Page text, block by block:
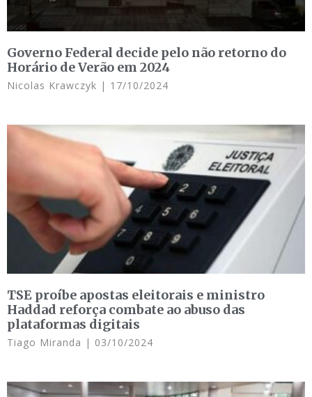
Governo Federal decide pelo não retorno do
Horário de Verão em 2024
Nicolas Krawczyk 17/10/2024
TSE proíbe apostas eleitorais e ministro
Haddad reforça combate ao abuso das
plataformas digitais
Tiago Miranda 03/10/2024